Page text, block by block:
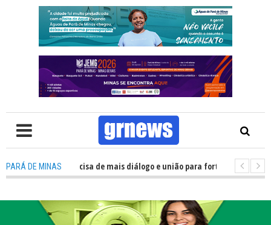
PARÁ DE MINAS
TV: Política precisa de mais diálogo e união para fortalecer Minas e